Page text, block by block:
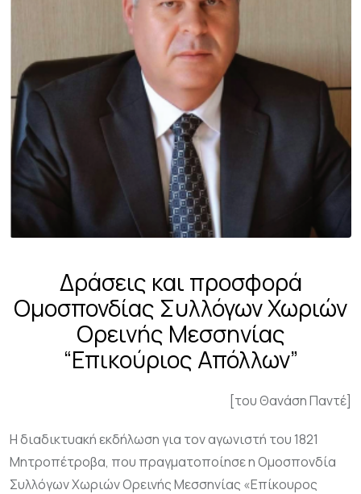
Δράσεις και προσφορά
Ομοσπονδίας Συλλόγων Χωριών
Ορεινής Μεσσηνίας
“Επικούριος Απόλλων”
[του Θανάση Παντέ]
Η διαδικτυακή εκδήλωση για τον αγωνιστή του 1821
Μητροπέτροβα, που πραγματοποίησε η Ομοσπονδία
Συλλόγων Χωριών Ορεινής Μεσσηνίας «Επίκουρος